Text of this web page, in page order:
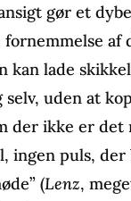
gør et
af
kan lade
uden at
der ikke er det
ingen puls, der
(Lenz,